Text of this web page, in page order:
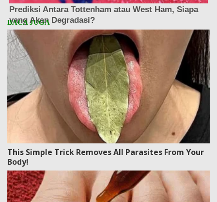
This Simple Trick Removes All Parasites From Your
Body!